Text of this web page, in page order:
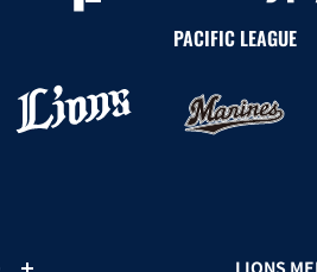
PACIFIC LEAGUE